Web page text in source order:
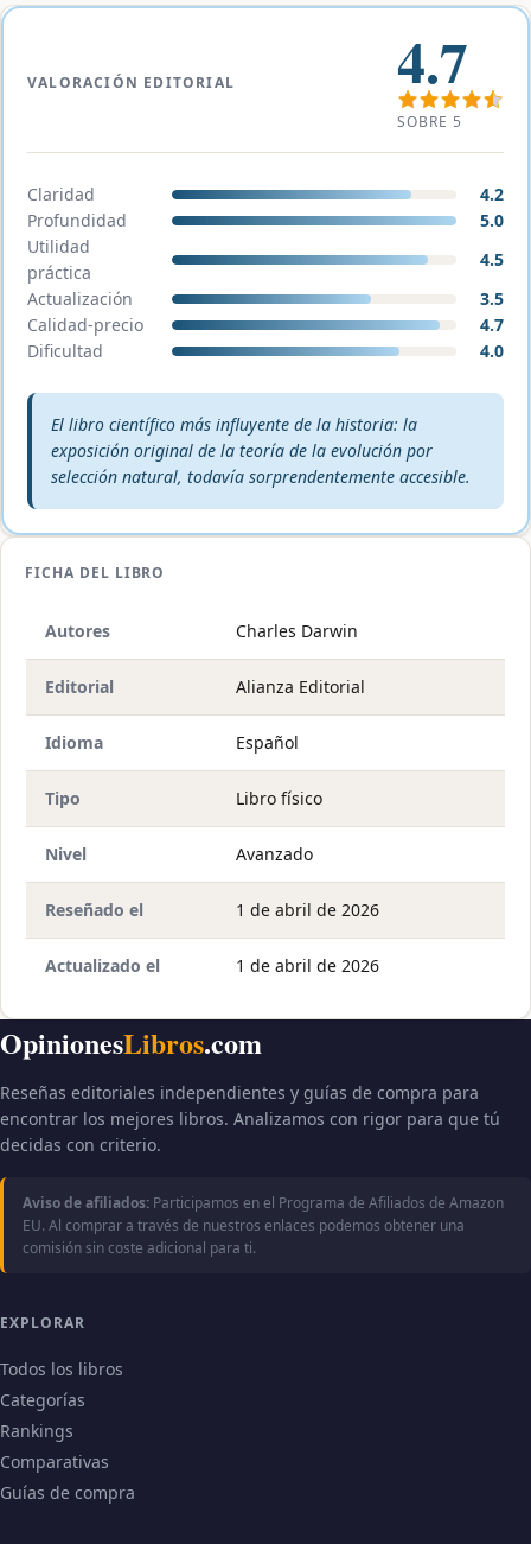
VALORACIÓN EDITORIAL 4.7
SOBRE 5
Claridad
4.2
Profundidad
5.0
Utilidad
práctica
4.5
Actualización
3.5
Calidad-precio
4.7
Dificultad
4.0
Veredicto editorial:
El libro científico más influyente de la historia: la
exposición original de la teoría de la evolución por
selección natural, todavía sorprendentemente accesible.
FICHA DEL LIBRO
Autores Charles Darwin
Editorial Alianza Editorial
Idioma Español
Tipo Libro físico
Nivel Avanzado
Reseñado el 1 de abril de 2026
Actualizado el 1 de abril de 2026
OpinionesLibros.com
Reseñas editoriales independientes y guías de compra para
encontrar los mejores libros. Analizamos con rigor para que tú
decidas con criterio.
Aviso de afiliados: Participamos en el Programa de Afiliados de Amazon
EU. Al comprar a través de nuestros enlaces podemos obtener una
comisión sin coste adicional para ti.
EXPLORAR
Todos los libros
Categorías
Rankings
Comparativas
Guías de compra